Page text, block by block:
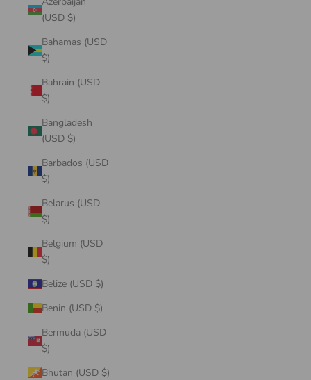
(USD $)
Bahamas (USD
$)
Bahrain (USD
$)
Bangladesh
(USD $)
Barbados (USD
$)
Belarus (USD
$)
Belgium (USD
$)
Belize (USD $)
Benin (USD $)
Bermuda (USD
$)
Bhutan (USD $)